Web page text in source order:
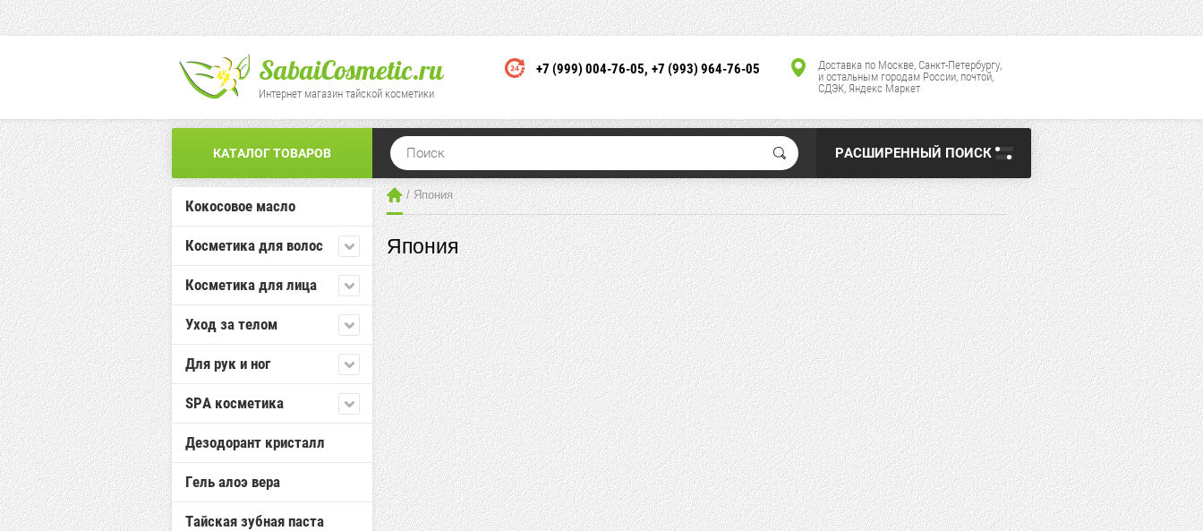
SabaiCosmetic.ru
Интернет магазин тайской косметики
+7 (999) 004-76-05 +7 (993) 964-76-05
Доставка по Москве, Санкт-Петербургу,
и остальным городам России, почтой,
СДЭК, Яндекс Маркет
КАТАЛОГ ТОВАРОВ РАСШИРЕННЫЙ ПОИСК
Кокосовое масло
Косметика для волос
Косметика для лица
Уход за телом
Для рук и ног
SPA косметика
Дезодорант кристалл
Гель алоэ вера
Тайская зубная паста
/ Япония
Япония